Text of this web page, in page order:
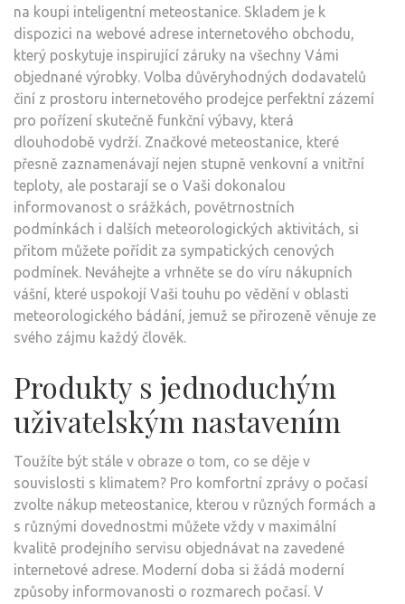
na koupi inteligentní meteostanice. Skladem je k
dispozici na webové adrese internetového obchodu,
který poskytuje inspirující záruky na všechny Vámi
objednané výrobky. Volba důvěryhodných dodavatelů
činí z prostoru internetového prodejce perfektní zázemí
pro pořízení skutečně funkční výbavy, která
dlouhodobě vydrží. Značkové meteostanice, které
přesně zaznamenávají nejen stupně venkovní a vnitřní
teploty, ale postarají se o Vaši dokonalou
informovanost o srážkách, povětrnostních
podmínkách i dalších meteorologických aktivitách, si
přitom můžete pořídit za sympatických cenových
podmínek. Neváhejte a vrhněte se do víru nákupních
vášní, které uspokojí Vaši touhu po vědění v oblasti
meteorologického bádání, jemuž se přirozeně věnuje ze
svého zájmu každý člověk.
Produkty s jednoduchým
uživatelským nastavením
Toužíte být stále v obraze o tom, co se děje v
souvislosti s klimatem? Pro komfortní zprávy o počasí
zvolte nákup meteostanice, kterou v různých formách a
s různými dovednostmi můžete vždy v maximální
kvalitě prodejního servisu objednávat na zavedené
internetové adrese. Moderní doba si žádá moderní
způsoby informovanosti o rozmarech počasí. V